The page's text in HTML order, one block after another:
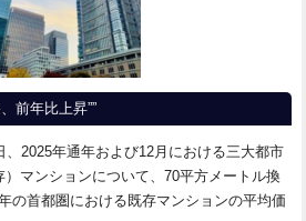
前年比上昇””
、2025年通年および12月における三大都市
マンションについて、70平方メートル換
の首都圏における既存マンションの平均価